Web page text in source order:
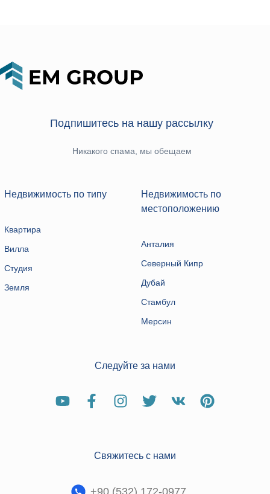
Подпишитесь на нашу рассылку
Никакого спама, мы обещаем
Недвижимость по типу
Квартира
Вилла
Студия
Земля
Недвижимость по
местоположению
Анталия
Северный Кипр
Дубай
Стамбул
Мерсин
Следуйте за нами
Свяжитесь с нами
+90 (532) 172-0977